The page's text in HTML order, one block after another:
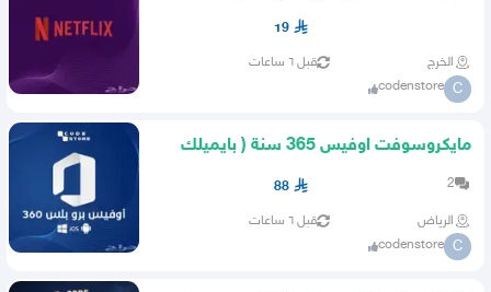
19
الخرج قبل ٦ ساعات
C
codenstore
مايكروسوفت اوفيس 365 سنة ( بايميلك
الشخصي )
2
88
الرياض قبل ٦ ساعات
C
codenstore